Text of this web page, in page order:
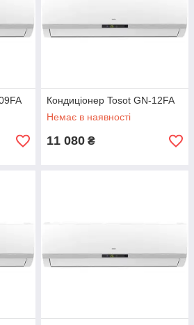
Кондиціонер Tosot GN-12FA
Немає в наявності
11 080 ₴